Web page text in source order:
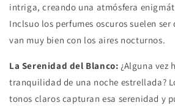
intriga, creando una atmósfera
Inclsuo los perfumes oscuros suelen ser
van muy bien con los aires nocturnos.
La Serenidad del Blanco: ¿Alguna vez
tranquilidad de una noche estrellada?
tonos claros capturan esa serenidad y